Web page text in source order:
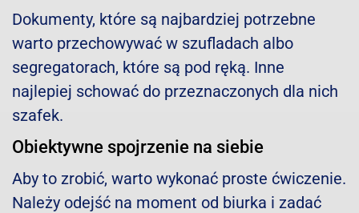
Dokumenty, które są najbardziej potrzebne
warto przechowywać w szufladach albo
segregatorach, które są pod ręką. Inne
najlepiej schować do przeznaczonych dla nich
szafek.
Obiektywne spojrzenie na siebie
Aby to zrobić, warto wykonać proste ćwiczenie.
Należy odejść na moment od biurka i zadać